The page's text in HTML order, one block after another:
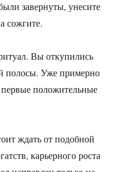
завернуты, унесите
сожгите.
Вы откупились
полосы. Уже примерно
первые положительные
ждать от подобной
карьерного роста